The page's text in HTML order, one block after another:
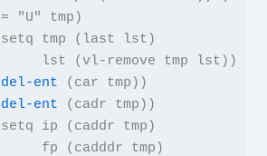
= "U" tmp )
setq tmp ( last lst )
lst
(vl-remove tmp lst ))
del-ent ( car tmp ))
del-ent ( cadr tmp ))
setq ip ( caddr tmp )
fp
( cadddr tmp )